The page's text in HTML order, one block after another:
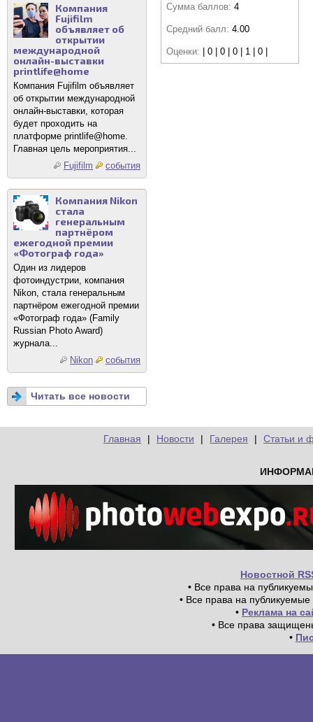
Компания
Fujifilm
объявляет об
открытии
международной
онлайн-выставки
printlife@home
Компания Fujifilm объявляет
об открытии международной
онлайн-выставки, которая
будет проходить на
платформе printlife@home.
Главная цель мероприятия...
Fujifilm
события
Компания Nikon
стала
генеральным
партнёром
ежегодной премии
«Фотограф года»
Один из лидеров
фотоиндустрии, компания
Nikon, стала генеральным
партнёром ежегодной премии
«Фотограф года» (Family
Russian Photo Award)
журнала...
Nikon
события
Читать все новости
Сумма баллов: 4
Средний балл: 4.00
Оценки: | 0 | 0 | 0 | 1 | 0 |
Главная | Новости | Галерея | Статьи и
Новостной
• Все права на
• Все права на
• Реклама на
• Все права
•